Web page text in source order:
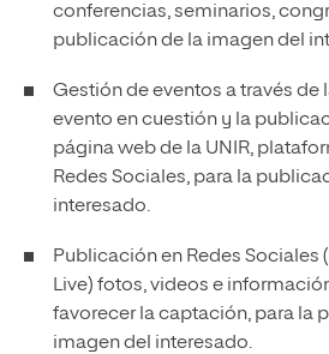
conferencias, seminarios,
publicación de la imagen del
Gestión de eventos a través de
evento en cuestión y la
página web de la UNIR,
Redes Sociales, para la
interesado.
Publicación en Redes Sociales
Live) fotos, videos e
favorecer la captación, para la
imagen del interesado.